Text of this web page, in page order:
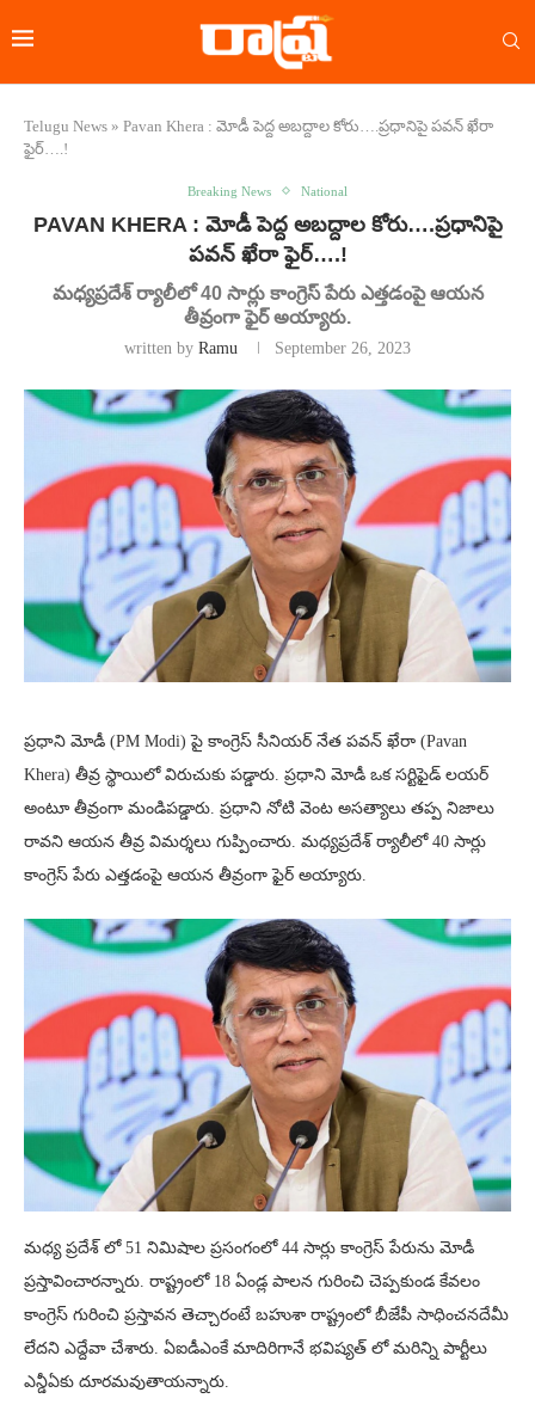
Telugu News » Pavan Khera : మోడీ పెద్ద అబద్దాల కోరు….ప్రధానిపై పవన్ ఖేరా
ఫైర్….!
Breaking News National
PAVAN KHERA : మోడీ పెద్ద అబద్దాల కోరు….ప్రధానిపై
పవన్ ఖేరా ఫైర్….!
మధ్యప్రదేశ్ ర్యాలీలో 40 సార్లు కాంగ్రెస్ పేరు ఎత్తడంపై ఆయన
తీవ్రంగా ఫైర్ అయ్యారు.
written by Ramu September 26, 2023
ప్రధాని మోడీ (PM Modi) పై కాంగ్రెస్ సీనియర్ నేత పవన్ ఖేరా (Pavan
Khera) తీవ్ర స్థాయిలో విరుచుకు పడ్డారు. ప్రధాని మోడీ ఒక సర్టిఫైడ్ లయర్
అంటూ తీవ్రంగా మండిపడ్డారు. ప్రధాని నోటి వెంట అసత్యాలు తప్ప నిజాలు
రావని ఆయన తీవ్ర విమర్శలు గుప్పించారు. మధ్యప్రదేశ్ ర్యాలీలో 40 సార్లు
కాంగ్రెస్ పేరు ఎత్తడంపై ఆయన తీవ్రంగా ఫైర్ అయ్యారు.
మధ్య ప్రదేశ్ లో 51 నిమిషాల ప్రసంగంలో 44 సార్లు కాంగ్రెస్ పేరును మోడీ
ప్రస్తావించారన్నారు. రాష్ట్రంలో 18 ఏండ్ల పాలన గురించి చెప్పకుండ కేవలం
కాంగ్రెస్ గురించి ప్రస్తావన తెచ్చారంటే బహుశా రాష్ట్రంలో బీజేపీ సాధించనదేమీ
లేదని ఎద్దేవా చేశారు. ఏఐడీఎంకే మాదిరిగానే భవిష్యత్ లో మరిన్ని పార్టీలు
ఎన్డీఏకు దూరమవుతాయన్నారు.